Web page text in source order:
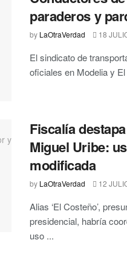
paraderos y
by LaOtraVerdad 18
El sindicato de
oficiales en Modelia y
Fiscalía
Miguel Uribe:
modificada
by LaOtraVerdad 12
Alias ‘El Costeño’,
presidencial, habría
uso ...